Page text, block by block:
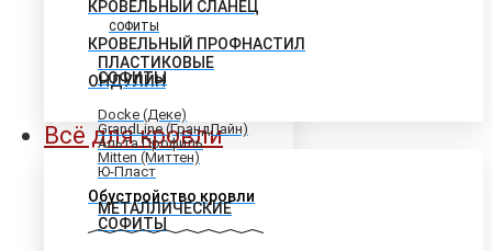
СОФИТЫ
ПЛАСТИКОВЫЕ
СОФИТЫ
Docke (Деке)
GrandLine (ГрандЛайн)
Альта Профиль
Mitten (Миттен)
Ю-Пласт
МЕТАЛЛИЧЕСКИЕ
СОФИТЫ
КРОВЕЛЬНЫЙ СЛАНЕЦ
КРОВЕЛЬНЫЙ ПРОФНАСТИЛ
ОНДУЛИН
Всё для кровли
Обустройство кровли